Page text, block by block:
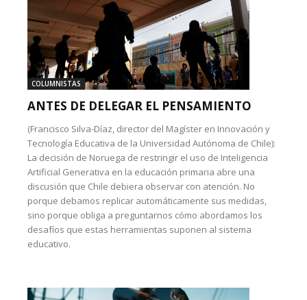
COLUMNISTAS
ANTES DE DELEGAR EL PENSAMIENTO
(Francisco Silva-Díaz, director del Magíster en Innovación y
Tecnología Educativa de la Universidad Autónoma de Chile):
La decisión de Noruega de restringir el uso de Inteligencia
Artificial Generativa en la educación primaria abre una
discusión que Chile debiera observar con atención. No
porque debamos replicar automáticamente sus medidas,
sino porque obliga a preguntarnos cómo abordamos los
desafíos que estas herramientas suponen al sistema
educativo.